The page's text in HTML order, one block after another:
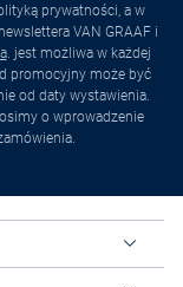
polecane są
w
bordo.
do jej
apaszka
zimowado
którym można
prywatności, a w
VAN GRAAF i
. jest możliwa w każdej
promocyjny może być
od daty wystawienia.
o wprowadzenie